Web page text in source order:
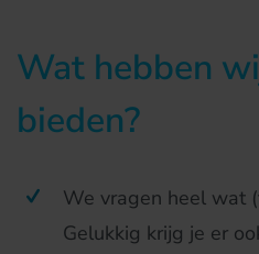
Wat hebben
bieden?
We vragen heel wat
Gelukkig krijg je er